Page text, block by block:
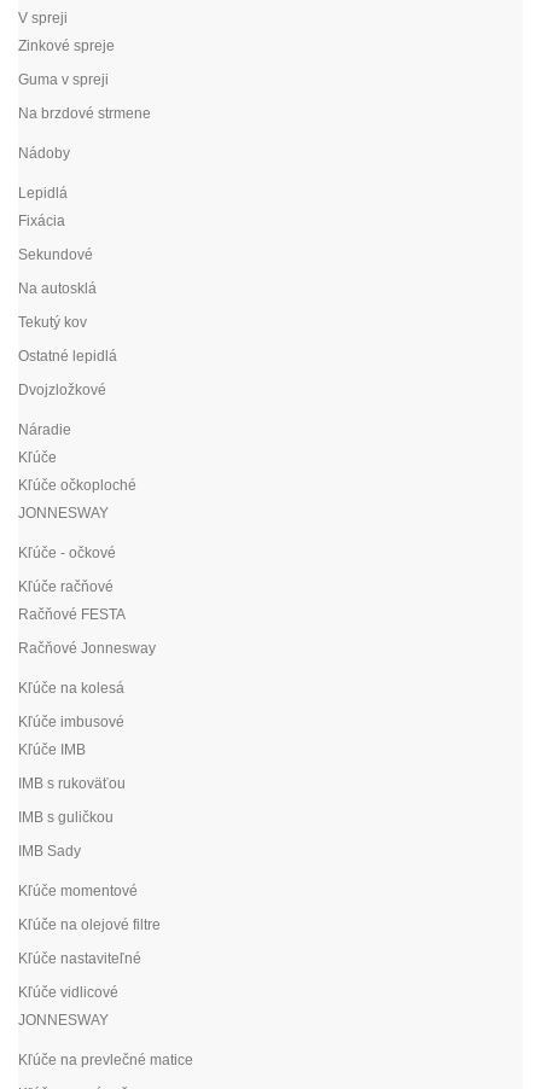
V spreji
Zinkové spreje
Guma v spreji
Na brzdové strmene
Nádoby
Lepidlá
Fixácia
Sekundové
Na autosklá
Tekutý kov
Ostatné lepidlá
Dvojzložkové
Náradie
Kľúče
Kľúče očkoploché
JONNESWAY
Kľúče - očkové
Kľúče račňové
Račňové FESTA
Račňové Jonnesway
Kľúče na kolesá
Kľúče imbusové
Kľúče IMB
IMB s rukoväťou
IMB s guličkou
IMB Sady
Kľúče momentové
Kľúče na olejové filtre
Kľúče nastaviteľné
Kľúče vidlicové
JONNESWAY
Kľúče na prevlečné matice